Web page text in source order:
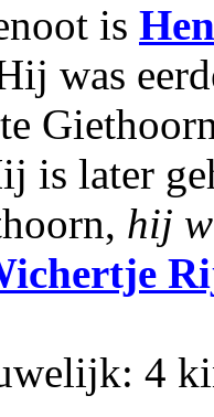
is
was
is later
hij
4